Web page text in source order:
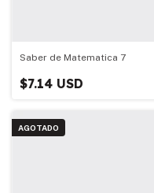
Saber de Matematica 7
$7.14 USD
AGOTADO